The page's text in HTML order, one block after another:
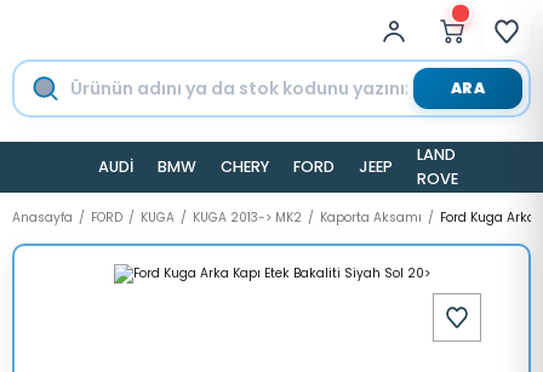
ARA
AUDİ BMW CHERY FORD JEEP
LAND
ROVER
Anasayfa FORD KUGA KUGA 2013-> MK2 Kaporta Aksamı Ford Kuga Arka